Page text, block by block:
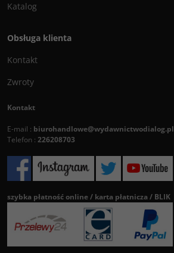
Katalog
Obsługa klienta
Kontakt
Zwroty
Kontakt
E-mail : biurohandlowe@wydawnictwodialog.pl
Telefon : 226208703
szybka płatność online / karta płatnicza / BLIK